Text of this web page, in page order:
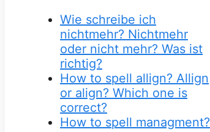
Wie schreibe ich
nichtmehr? Nichtmehr
oder nicht mehr? Was ist
richtig?
How to spell allign? Allign
or align? Which one is
correct?
How to spell managment?